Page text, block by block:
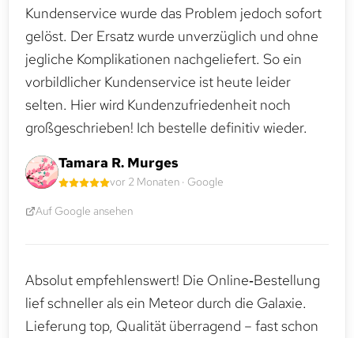
Kundenservice wurde das Problem jedoch sofort
gelöst. Der Ersatz wurde unverzüglich und ohne
jegliche Komplikationen nachgeliefert. So ein
vorbildlicher Kundenservice ist heute leider
selten. Hier wird Kundenzufriedenheit noch
großgeschrieben! Ich bestelle definitiv wieder.
Tamara R. Murges
vor 2 Monaten · Google
Auf Google ansehen
Absolut empfehlenswert! Die Online‑Bestellung
lief schneller als ein Meteor durch die Galaxie.
Lieferung top, Qualität überragend – fast schon